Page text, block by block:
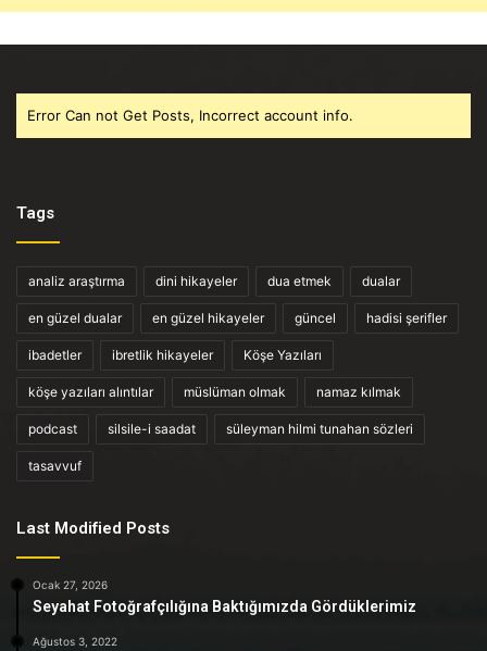
Error Can not Get Posts, Incorrect account info.
Tags
analiz araştırma dini hikayeler dua etmek dualar
en güzel dualar en güzel hikayeler güncel hadisi şerifler
ibadetler ibretlik hikayeler Köşe Yazıları
köşe yazıları alıntılar müslüman olmak namaz kılmak
podcast silsile-i saadat süleyman hilmi tunahan sözleri
tasavvuf
Last Modified Posts
Ocak 27, 2026
Seyahat Fotoğrafçılığına Baktığımızda Gördüklerimiz
Ağustos 3, 2022